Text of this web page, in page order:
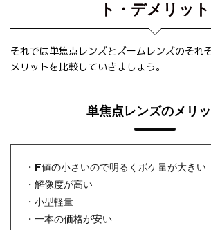
ト・デメリット
それでは単焦点レンズとズームレンズのそれ
メリットを比較していきましょう。
単焦点レンズのメリ
・F値の小さいので明るくボケ量が大きい
・解像度が高い
・小型軽量
・一本の価格が安い